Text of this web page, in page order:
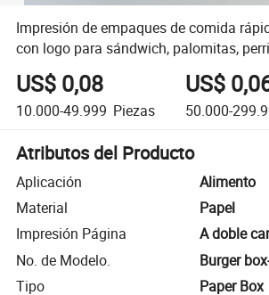
Impresión de empaques de comida
con logo para sándwich, palomitas,
para pollo frito, hamburguesa, caja de
US$ 0,08
10.000-49.999 Piezas
US$
50.000-
Atributos del Producto
Aplicación
Alimento
Material
Papel
Impresión Página
A doble
No. de Modelo.
Burger
Tipo
Paper Box